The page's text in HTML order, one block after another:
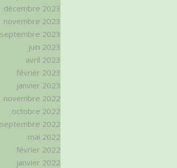
décembre 2023
novembre 2023
septembre 2023
juin 2023
avril 2023
février 2023
janvier 2023
novembre 2022
octobre 2022
septembre 2022
mai 2022
février 2022
janvier 2022